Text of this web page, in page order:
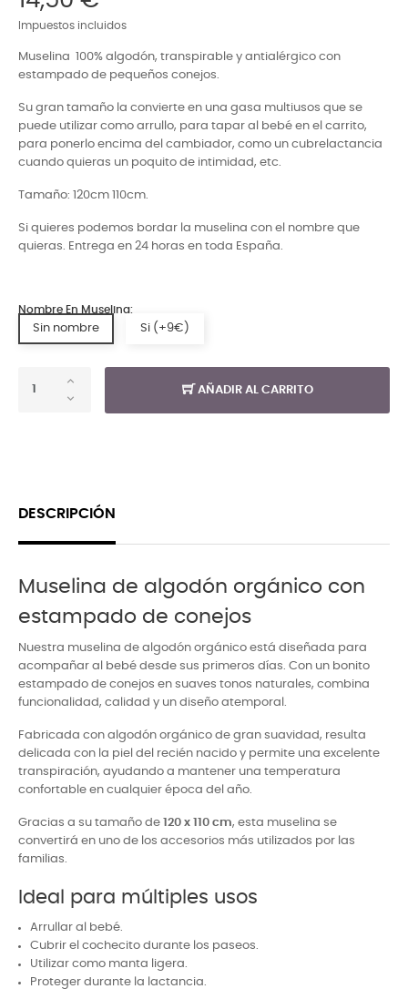
Impuestos incluidos
Muselina 100% algodón, transpirable y antialérgico con
estampado de pequeños conejos.
Su gran tamaño la convierte en una gasa multiusos que se
puede utilizar como arrullo, para tapar al bebé en el carrito,
para ponerlo encima del cambiador, como un cubrelactancia
cuando quieras un poquito de intimidad, etc.
Tamaño: 120cm 110cm.
Si quieres podemos bordar la muselina con el nombre que
quieras. Entrega en 24 horas en toda España.
Nombre En Muselina:
Sin nombre Si (+9€)
AÑADIR AL CARRITO
DESCRIPCIÓN
Muselina de algodón orgánico con
estampado de conejos
Nuestra muselina de algodón orgánico está diseñada para
acompañar al bebé desde sus primeros días. Con un bonito
estampado de conejos en suaves tonos naturales, combina
funcionalidad, calidad y un diseño atemporal.
Fabricada con algodón orgánico de gran suavidad, resulta
delicada con la piel del recién nacido y permite una excelente
transpiración, ayudando a mantener una temperatura
confortable en cualquier época del año.
Gracias a su tamaño de 120 x 110 cm, esta muselina se
convertirá en uno de los accesorios más utilizados por las
familias.
Ideal para múltiples usos
Arrullar al bebé.
Cubrir el cochecito durante los paseos.
Utilizar como manta ligera.
Proteger durante la lactancia.